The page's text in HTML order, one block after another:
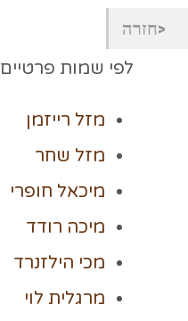
לפי שמות פרטיים
מזל רייזמן
מזל שחר
מיכאל חופרי
מיכה רודד
מכי הילזנרד
מרגלית לוי
חזרה